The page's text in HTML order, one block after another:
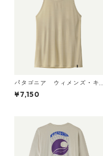
パタゴニア ウィメンズ・キ
ャプリーン・クール・ウルト
ラ・タンク Pumice - Dyno W
¥7,150